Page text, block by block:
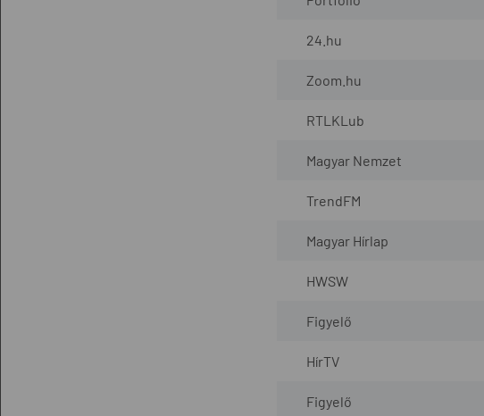
24.hu
Zoom.hu
RTLKLub
Magyar Nemzet
TrendFM
Magyar Hírlap
HWSW
Figyelő
HírTV
Figyelő